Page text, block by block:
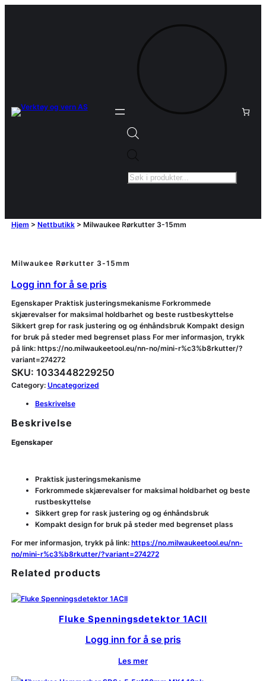
Products
Hjem > Nettbutikk> Milwaukee Rørkutter 3-15mm
Milwaukee Rørkutter 3-15mm
Logg inn for å se pris
Egenskaper Praktisk justeringsmekanisme Forkrommede
skjærevalser for maksimal holdbarhet og beste rustbeskyttelse
Sikkert grep for rask justering og og énhåndsbruk Kompakt design
for bruk på steder med begrenset plass For mer informasjon, trykk
på link: https://no.milwaukeetool.eu/nn-no/mini-r%c3%b8rkutter/?
variant=274272
SKU: 1033448229250
Category: Uncategorized
Beskrivelse
Beskrivelse
Egenskaper
Praktisk justeringsmekanisme
Forkrommede skjærevalser for maksimal holdbarhet og beste
rustbeskyttelse
Sikkert grep for rask justering og og énhåndsbruk
Kompakt design for bruk på steder med begrenset plass
For mer informasjon, trykk på link: https://no.milwaukeetool.eu/nn-
no/mini-r%c3%b8rkutter/?variant=274272
Related products
Fluke Spenningsdetektor 1ACII
Logg inn for å se pris
Les mer